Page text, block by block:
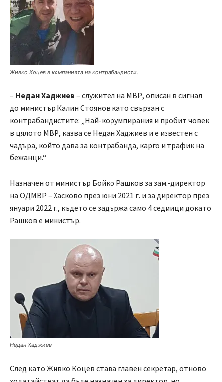
Живко Коцев в компанията на контрабандисти.
– Недан Хаджиев – служител на МВР, описан в сигнал
до министър Калин Стоянов като свързан с
контрабандистите: „Най-корумпирания и пробит човек
в цялото МВР, казва се Недан Хаджиев и е известен с
чадъра, който дава за контрабанда, карго и трафик на
бежанци.“
Назначен от министър Бойко Рашков за зам.-директор
на ОДМВР – Хасково през юни 2021 г. и за директор през
януари 2022 г., където се задържа само 4 седмици докато
Рашков е министър.
Недан Хаджиев
След като Живко Коцев става главен секретар, отново